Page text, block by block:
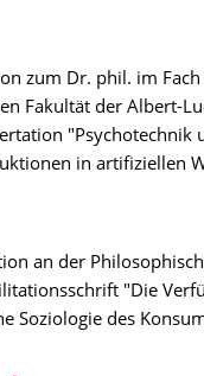
zum Dr. phil. im Fach
Fakultät der Albert-
"Psychotechnik
in artifiziellen
an der
"Die
Soziologie des